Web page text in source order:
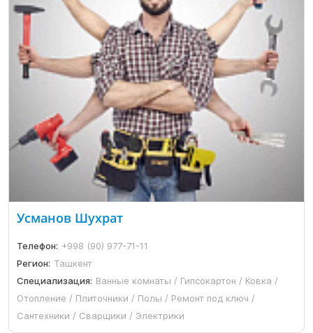
Усманов Шухрат
Телефон: +998 (90) 977-71-11
Регион: Ташкент
Специализация: Ванные комнаты / Гипсокартон / Ковка /
Отопление / Плиточники / Полы / Ремонт под ключ /
Сантехники / Сварщики / Электрики